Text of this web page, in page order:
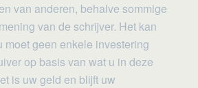
van anderen, behalve sommige
van de schrijver. Het kan
moet geen enkele investering
op basis van wat u in deze
is uw geld en blijft uw